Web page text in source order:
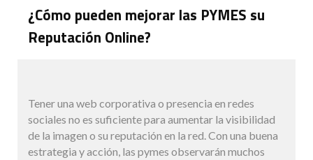
¿Cómo pueden mejorar las PYMES su
Reputación Online?
Tener una web corporativa o presencia en redes
sociales no es suficiente para aumentar la visibilidad
de la imagen o su reputación en la red. Con una buena
estrategia y acción, las pymes observarán muchos